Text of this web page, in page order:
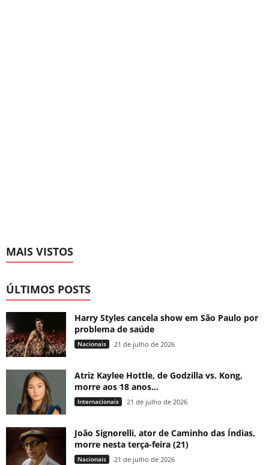
MAIS VISTOS
ÚLTIMOS POSTS
Harry Styles cancela show em São Paulo por
problema de saúde
Nacionais 21 de julho de 2026
Atriz Kaylee Hottle, de Godzilla vs. Kong,
morre aos 18 anos...
Internacionais 21 de julho de 2026
João Signorelli, ator de Caminho das Índias,
morre nesta terça-feira (21)
Nacionais 21 de julho de 2026